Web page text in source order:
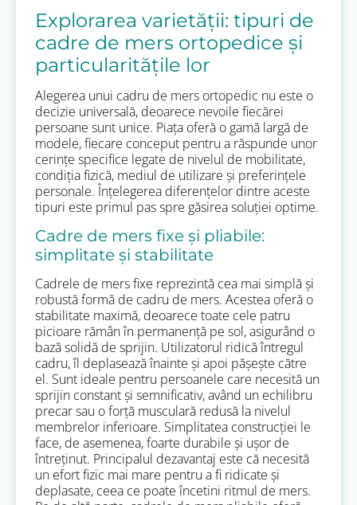
Explorarea varietății: tipuri de
cadre de mers ortopedice și
particularitățile lor
Alegerea unui cadru de mers ortopedic nu este o
decizie universală, deoarece nevoile fiecărei
persoane sunt unice. Piața oferă o gamă largă de
modele, fiecare conceput pentru a răspunde unor
cerințe specifice legate de nivelul de mobilitate,
condiția fizică, mediul de utilizare și preferințele
personale. Înțelegerea diferențelor dintre aceste
tipuri este primul pas spre găsirea soluției optime.
Cadre de mers fixe și pliabile:
simplitate și stabilitate
Cadrele de mers fixe reprezintă cea mai simplă și
robustă formă de cadru de mers. Acestea oferă o
stabilitate maximă, deoarece toate cele patru
picioare rămân în permanență pe sol, asigurând o
bază solidă de sprijin. Utilizatorul ridică întregul
cadru, îl deplasează înainte și apoi pășește către
el. Sunt ideale pentru persoanele care necesită un
sprijin constant și semnificativ, având un echilibru
precar sau o forță musculară redusă la nivelul
membrelor inferioare. Simplitatea construcției le
face, de asemenea, foarte durabile și ușor de
întreținut. Principalul dezavantaj este că necesită
un efort fizic mai mare pentru a fi ridicate și
deplasate, ceea ce poate încetini ritmul de mers.